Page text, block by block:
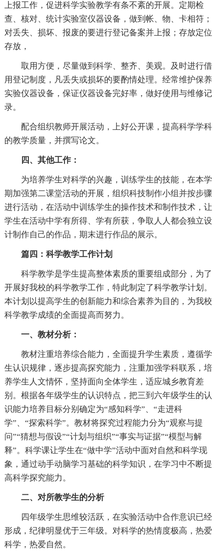
上报工作，促进科学实验教学有条不紊的开展。定期检
查、核对、统计实验室仪器设备，做到帐、物、卡相符；
对丢失、损坏、报废的要进行登记备案并上报；存放定位
存放，
取用方便，尽量做到科学、整齐、美观。及时进行借
用登记制度，凡丢失或损坏的要酌情处理。经常维护保养
实验仪器设备，保证仪器设备完好率，做好使用与维修记
录。
配合组织教师开展活动，上好公开课，提高科学学科
的教学质量，并撰写论文。
四、其他工作：
为培养学生对科学的兴趣，训练学生的技能，在本学
期加强第二课堂活动的开展，组织科技制作小组并按步骤
进行活动，在活动中训练学生的操作技术和制作技术，让
学生在活动中学有所得、学有所获，争取人人都会独立设
计制作自己的作品，期末进行作品的展示。
篇四：科学教学工作计划
科学教学是学生提高整体素质的重要组成部分，为了
开展好我校的科学教学工作，特此制定了科学教学计划。
本计划以提高学生的创新能力和综合素养为目的，为我校
科学教学成绩的全面提高而努力。
一、教材分析：
教材注重培养综合能力，全面提升学生素质，遵循学
生认识规律，逐步提高探究能力，注重加强学科联系，培
养学生人文情怀，坚持面向全体学生，适应城乡教育差
别。根据各年级学生的认识特点，把三到六年级学生的认
识能力培养目标分别确定为“感知科学”、“走进科
学”、“探索科学”。教材将探究过程能力分为“观察与提
问”“猜想与假设”“计划与组织”“事实与证据”“模型与解
释”。科学课让学生在“做中学”活动中面对自然和科学现
象，通过动手动脑学习基础的科学知识，在学习中不断提
高科学探究能力。
二、对所教学生的分析
四年级学生思维较活跃，在实验活动中合作意识已经
形成，纪律明显优于三年级。对科学的热情度极高，热爱
科学，热爱自然。